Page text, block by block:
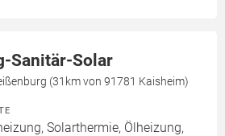
Sanitär-Solar
(31km von 91781 Kaisheim)
Solarthermie, Ölheizung,